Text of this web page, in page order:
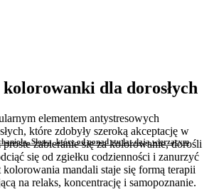
Słowa, które od ponad stu lat dają wierzącym
dla dorosłych
elementem antystresowych
które zdobyły szeroką akceptację w
proste zabieranie się za kolorowanie, dorośli
się od zgiełku codzienności i zanurzyć
mandali staje się formą terapii
na relaks, koncentrację i samopoznanie.